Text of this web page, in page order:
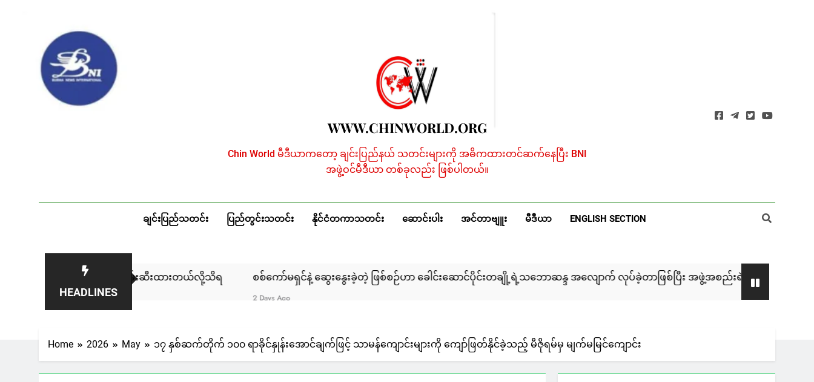
WWW.CHINWORLD.ORG
Chin World မီဒီယာကတော့ ချင်းပြည်နယ် သတင်းများကို အဓိကထားတင်ဆက်နေပြီး BNI
အဖွဲ့ဝင်မီဒီယာ တစ်ခုလည်း ဖြစ်ပါတယ်။
ချင်းပြည်သတင်း ပြည်တွင်းသတင်း နိုင်ငံတကာသတင်း ဆောင်းပါး အင်တာဗျူး မီဒီယာ ENGLISH SECTION
HEADLINES
AA က ဖမ်းဆီးထားတယ်လို့သိရ စစ်ကော်မရှင်နဲ့ ဆွေးနွေးခဲ့တဲ့ ဖြစ်စဉ်ဟာ ခေါင်းဆောင်ပိုင်းတချို့ရဲ့သဘောဆန္ဒ အလျောက် လုပ်ခဲ့တာဖြစ်ပြီး အဖွဲ့အစည်းရဲ့ ဆုံးဖြတ်ချက် နဲ့ မူဝါဒ လုံးဝ မပါဝ
Home 2026 May ၁၇ နှစ်ဆက်တိုက် ၁၀၀ ရာခိုင်နှုန်းအောင်ချက်ဖြင့် သာမန်ကျောင်းများကို ကျော်ဖြတ်နိုင်ခဲ့သည့် မီဇိုရမ်မှ မျက်မမြင်ကျောင်း